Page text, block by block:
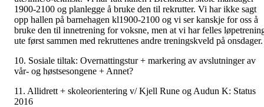
1900-2100 og planlegge å bruke den til rekrutter. Vi har ikke sagt
opp hallen på barnehagen kl1900-2100 og vi ser kanskje for oss å
bruke den til innetrening for voksne, men at vi har felles
ute først sammen med rekruttenes andre treningskveld på onsdager.
10. Sosiale tiltak: Overnattingstur + markering av avslutninger av
vår- og høstsesongene + Annet?
11. Allidrett + skoleorientering v/ Kjell Rune og Audun K: Status
2016